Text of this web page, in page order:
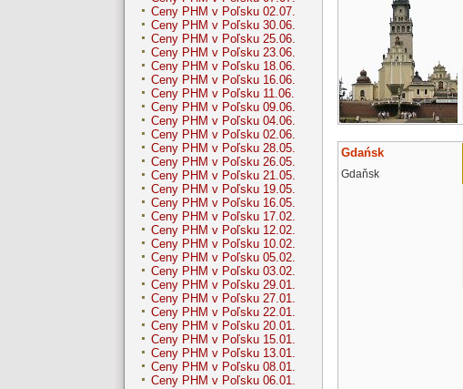
Ceny PHM v Poľsku 02.07.
Ceny PHM v Poľsku 30.06.
Ceny PHM v Poľsku 25.06.
Ceny PHM v Poľsku 23.06.
Ceny PHM v Poľsku 18.06.
Ceny PHM v Poľsku 16.06.
Ceny PHM v Poľsku 11.06.
Ceny PHM v Poľsku 09.06.
Ceny PHM v Poľsku 04.06.
Ceny PHM v Poľsku 02.06.
Ceny PHM v Poľsku 28.05.
Ceny PHM v Poľsku 26.05.
Ceny PHM v Poľsku 21.05.
Ceny PHM v Poľsku 19.05.
Ceny PHM v Poľsku 16.05.
Ceny PHM v Poľsku 17.02.
Ceny PHM v Poľsku 12.02.
Ceny PHM v Poľsku 10.02.
Ceny PHM v Poľsku 05.02.
Ceny PHM v Poľsku 03.02.
Ceny PHM v Poľsku 29.01.
Ceny PHM v Poľsku 27.01.
Ceny PHM v Poľsku 22.01.
Ceny PHM v Poľsku 20.01.
Ceny PHM v Poľsku 15.01.
Ceny PHM v Poľsku 13.01.
Ceny PHM v Poľsku 08.01.
Ceny PHM v Poľsku 06.01.
Gdańsk
Gdaňsk